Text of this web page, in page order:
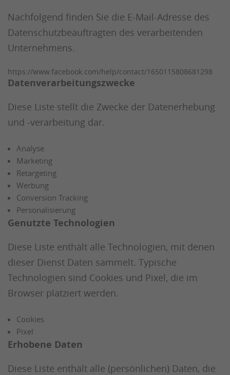
Nachfolgend finden Sie die E-Mail-Adresse des
Datenschutzbeauftragten des verarbeitenden
Unternehmens.
https://www.facebook.com/help/contact/1650115808681298
Datenverarbeitungszwecke
Diese Liste stellt die Zwecke der Datenerhebung
und -verarbeitung dar.
Analyse
Marketing
Retargeting
Werbung
Conversion Tracking
Personalisierung
Genutzte Technologien
Diese Liste enthält alle Technologien, mit denen
dieser Dienst Daten sammelt. Typische
Technologien sind Cookies und Pixel, die im
Browser platziert werden.
Cookies
Pixel
Erhobene Daten
Diese Liste enthält alle (persönlichen) Daten, die